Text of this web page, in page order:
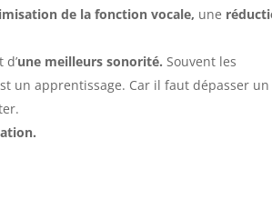
de la fonction vocale, une
une meilleurs sonorité. Souvent les
un apprentissage. Car il faut dépasser un